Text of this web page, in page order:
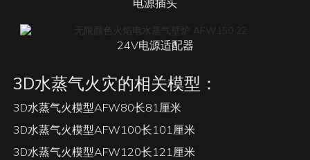
电源插头
24V电源适配器
3D水蒸气火灾的相关模型：
3D水蒸气火模型AFW80长81厘米
3D水蒸气火模型AFW100长101厘米
3D水蒸气火模型AFW120长121厘米